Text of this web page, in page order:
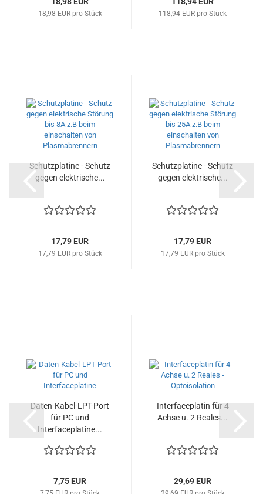
18,98 EUR pro Stück 118,94 EUR pro Stück
Schutzplatine - Schutz
gegen elektrische...
17,79 EUR
17,79 EUR pro Stück
Schutzplatine - Schutz
gegen elektrische...
17,79 EUR
17,79 EUR pro Stück
Daten-Kabel-LPT-Port
für PC und
Interfaceplatine...
7,75 EUR
Interfaceplatin für 4
Achse u. 2 Reales...
29,69 EUR